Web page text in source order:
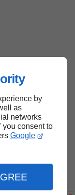
by
as
networks
you consent to
Google